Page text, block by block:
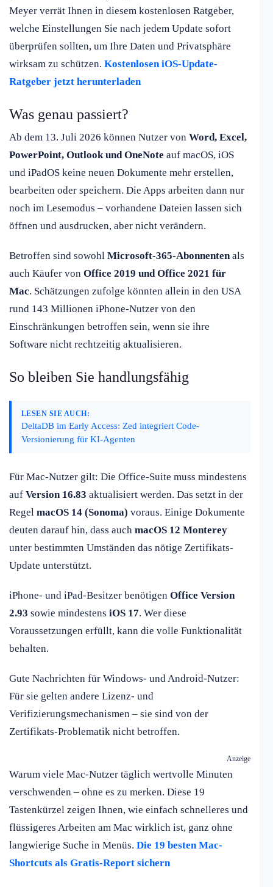
Meyer verrät Ihnen in diesem kostenlosen Ratgeber,
welche Einstellungen Sie nach jedem Update sofort
überprüfen sollten, um Ihre Daten und Privatsphäre
wirksam zu schützen. Kostenlosen iOS-Update-
Ratgeber jetzt herunterladen
Was genau passiert?
Ab dem 13. Juli 2026 können Nutzer von Word, Excel,
PowerPoint, Outlook und OneNote auf macOS, iOS
und iPadOS keine neuen Dokumente mehr erstellen,
bearbeiten oder speichern. Die Apps arbeiten dann nur
noch im Lesemodus – vorhandene Dateien lassen sich
öffnen und ausdrucken, aber nicht verändern.
Betroffen sind sowohl Microsoft-365-Abonnentenals
auch Käufer von Office 2019 und Office 2021 für
Mac. Schätzungen zufolge könnten allein in den USA
rund 143 Millionen iPhone-Nutzer von den
Einschränkungen betroffen sein, wenn sie ihre
Software nicht rechtzeitig aktualisieren.
So bleiben Sie handlungsfähig
LESEN SIE AUCH:
DeltaDB im Early Access: Zed integriert Code-
Versionierung für KI-Agenten
Für Mac-Nutzer gilt: Die Office-Suite muss mindestens
auf Version 16.83 aktualisiert werden. Das setzt in der
Regel macOS 14 (Sonoma) voraus. Einige Dokumente
deuten darauf hin, dass auch macOS 12 Monterey
unter bestimmten Umständen das nötige Zertifikats-
Update unterstützt.
iPhone- und iPad-Besitzer benötigen Office Version
2.93 sowie mindestens iOS 17. Wer diese
Voraussetzungen erfüllt, kann die volle Funktionalität
behalten.
Gute Nachrichten für Windows- und Android-Nutzer:
Für sie gelten andere Lizenz- und
Verifizierungsmechanismen – sie sind von der
Zertifikats-Problematik nicht betroffen.
Anzeige
Warum viele Mac-Nutzer täglich wertvolle Minuten
verschwenden – ohne es zu merken. Diese 19
Tastenkürzel zeigen Ihnen, wie einfach schnelleres und
flüssigeres Arbeiten am Mac wirklich ist, ganz ohne
langwierige Suche in Menüs. Die 19 besten Mac-
Shortcuts als Gratis-Report sichern